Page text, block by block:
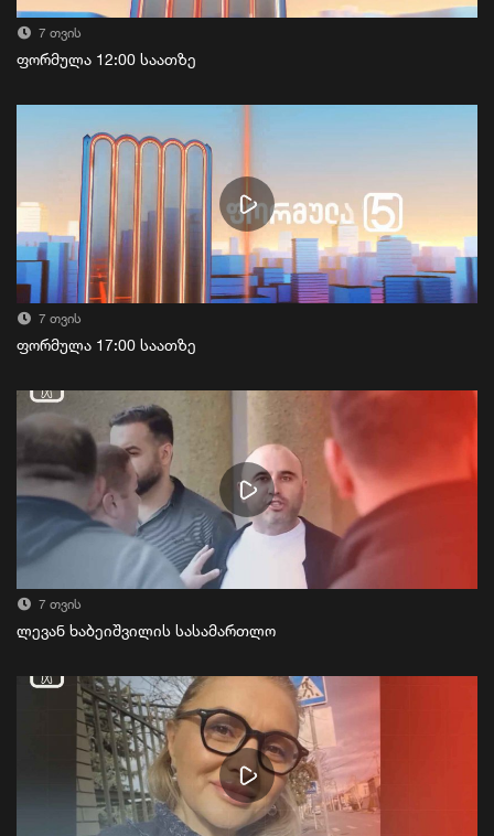
7 თვის
ფორმულა 12:00 საათზე
7 თვის
ფორმულა 17:00 საათზე
7 თვის
ლევან ხაბეიშვილის სასამართლო